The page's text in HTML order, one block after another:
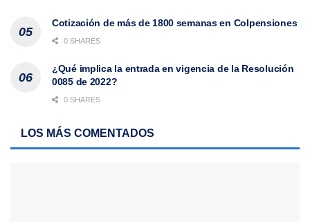
Cotización de más de 1800 semanas en Colpensiones
0 SHARES
¿Qué implica la entrada en vigencia de la Resolución
0085 de 2022?
0 SHARES
LOS MÁS COMENTADOS